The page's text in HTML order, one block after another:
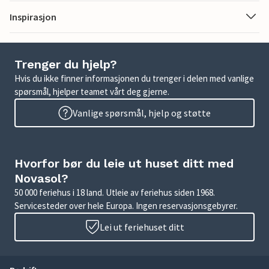
Inspirasjon
Trenger du hjelp?
Hvis du ikke finner informasjonen du trenger i delen med vanlige
spørsmål, hjelper teamet vårt deg gjerne.
Vanlige spørsmål, hjelp og støtte
Hvorfor bør du leie ut huset ditt med
Novasol?
50 000 feriehus i 18 land. Utleie av feriehus siden 1968.
Servicesteder over hele Europa. Ingen reservasjonsgebyrer.
Lei ut feriehuset ditt